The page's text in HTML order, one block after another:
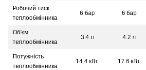
Робочий тиск
теплообмінника
6 бар 6 бар
Об'єм
теплообмінника
3.4 л 4.2 л
Потужність
теплообмінника
14.4 кВт 17.6 кВт